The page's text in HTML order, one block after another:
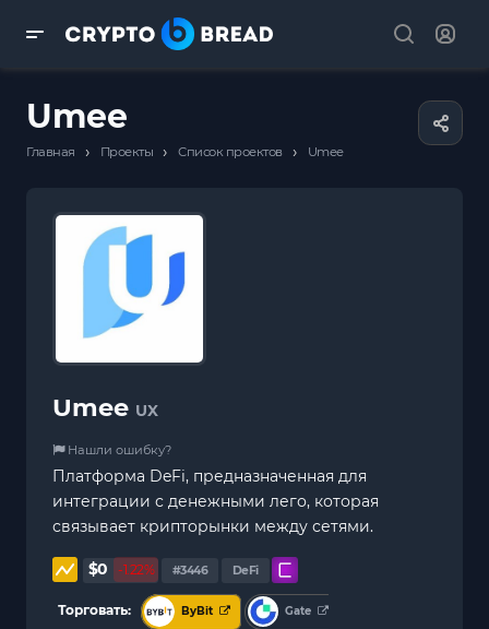
Umee
Главная › Проекты › Список проектов › Umee
Umee UX
Нашли ошибку?
Платформа DeFi, предназначенная для
интеграции с денежными лего, которая
связывает крипторынки между сетями.
$0 -1.22% #3446 DeFi
Торговать: ByBit Gate